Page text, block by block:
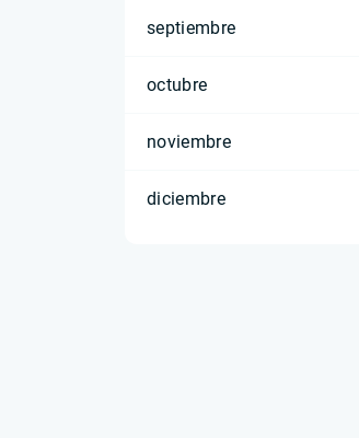
septiembre
octubre
noviembre
diciembre